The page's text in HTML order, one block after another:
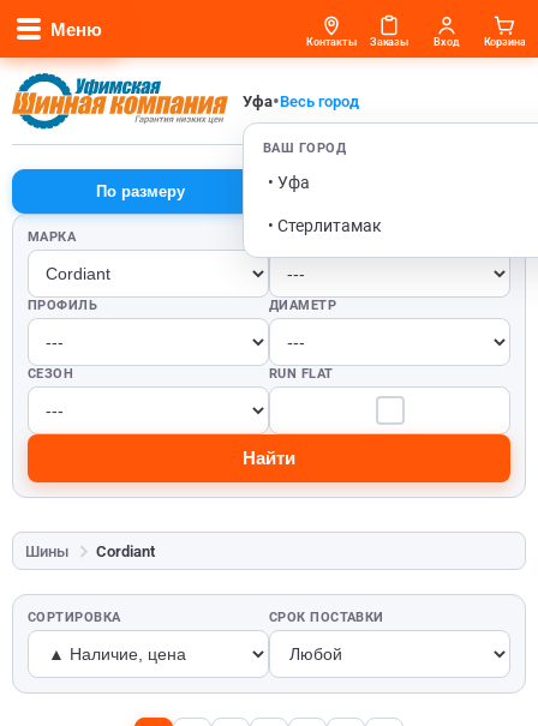
Меню
Уфа•Весь город
ВАШ ГОРОД
• Уфа
• Стерлитамак
Контакты Заказы Вход Корзина
По размеру
МАРКА ШИРИНА
ПРОФИЛЬ ДИАМЕТР
СЕЗОН RUN FLAT
Найти
Шины Cordiant
СОРТИРОВКА СРОК ПОСТАВКИ